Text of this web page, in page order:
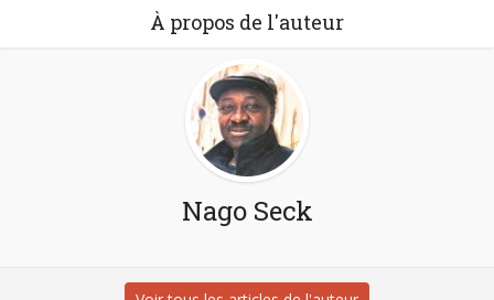
À propos de l'auteur
Nago Seck